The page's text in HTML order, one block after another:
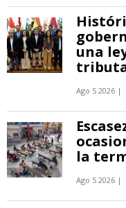
una
Ago 5 2026 |
la
Ago 5 2026 |